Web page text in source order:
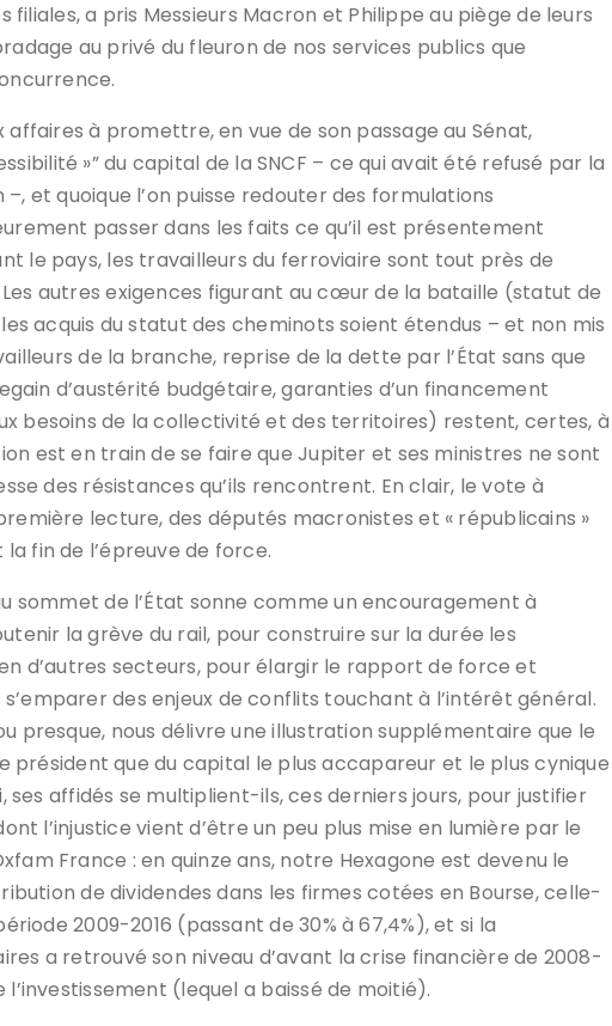
filiales, a pris Messieurs Macron et Philippe au piège de leurs
au privé du fleuron de nos services publics que
à promettre, en vue de son passage au Sénat,
»” du capital de la SNCF – ce qui avait été refusé par la
et quoique l’on puisse redouter des formulations
passer dans les faits ce qu’il est présentement
le pays, les travailleurs du ferroviaire sont tout près de
autres exigences figurant au cœur de la bataille (statut de
acquis du statut des cheminots soient étendus – et non mis
de la branche, reprise de la dette par l’État sans que
d’austérité budgétaire, garanties d’un financement
besoins de la collectivité et des territoires) restent, certes, à
est en train de se faire que Jupiter et ses ministres ne sont
des résistances qu’ils rencontrent. En clair, le vote à
lecture, des députés macronistes et « républicains »
fin de l’épreuve de force.
sommet de l’État sonne comme un encouragement à
la grève du rail, pour construire sur la durée les
d’autres secteurs, pour élargir le rapport de force et
des enjeux de conflits touchant à l’intérêt général.
presque, nous délivre une illustration supplémentaire que le
président que du capital le plus accapareur et le plus cynique
ses affidés se multiplient-ils, ces derniers jours, pour justifier
l’injustice vient d’être un peu plus mise en lumière par le
France : en quinze ans, notre Hexagone est devenu le
de dividendes dans les firmes cotées en Bourse, celle-
2009-2016 (passant de 30% à 67,4%), et si la
a retrouvé son niveau d’avant la crise financière de 2008-
l’investissement (lequel a baissé de moitié).